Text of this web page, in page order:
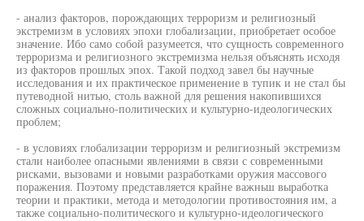
- анализ факторов, порождающих терроризм и религиозный
экстремизм в условиях эпохи глобализации, приобретает особое
значение. Ибо само собой разумеется, что сущность современного
терроризма и религиозного экстремизма нельзя объяснять исходя
из факторов прошлых эпох. Такой подход завел бы научные
исследования и их практическое применение в тупик и не стал бы
путеводной нитью, столь важной для решения накопившихся
сложных социально-политических и культурно-идеологических
проблем;
- в условиях глобализации терроризм и религиозный экстремизм
стали наиболее опасными явлениями в связи с современными
рисками, вызовами и новыми разработками оружия массового
поражения. Поэтому представляется крайне важньш выработка
теории и практики, метода и методологии противостояния им, а
также социально-политического и культурно-идеологического